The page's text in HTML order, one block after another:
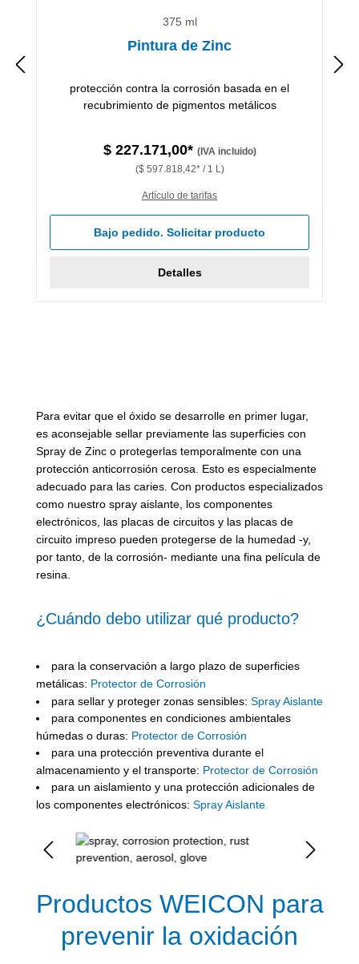
375 ml
Pintura de Zinc
protección contra la corrosión basada en el
recubrimiento de pigmentos metálicos
$ 227.171,00* (IVA incluido)
($ 597.818,42* / 1 L)
Artículo de tarifas
Bajo pedido. Solicitar producto
Detalles
Para evitar que el óxido se desarrolle en primer lugar,
es aconsejable sellar previamente las superficies con
Spray de Zinc o protegerlas temporalmente con una
protección anticorrosión cerosa. Esto es especialmente
adecuado para las caries. Con productos especializados
como nuestro spray aislante, los componentes
electrónicos, las placas de circuitos y las placas de
circuito impreso pueden protegerse de la humedad -y,
por tanto, de la corrosión- mediante una fina película de
resina.
¿Cuándo debo utilizar qué producto?
para la conservación a largo plazo de superficies
metálicas: Protector de Corrosión
para sellar y proteger zonas sensibles: Spray Aislante
para componentes en condiciones ambientales
húmedas o duras: Protector de Corrosión
para una protección preventiva durante el
almacenamiento y el transporte: Protector de Corrosión
para un aislamiento y una protección adicionales de
los componentes electrónicos: Spray Aislante
Omitir galería de imágenes
Productos WEICON para
prevenir la oxidación